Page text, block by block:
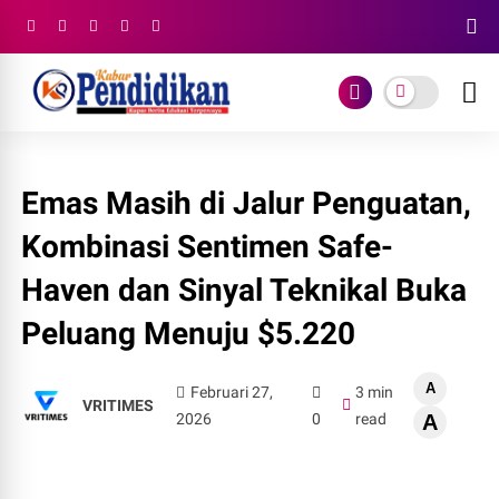
Emas Masih di Jalur Penguatan,
Kombinasi Sentimen Safe-
Haven dan Sinyal Teknikal Buka
Peluang Menuju $5.220
VRITIMES
Februari 27,
2026
0
3 min
read
A
A